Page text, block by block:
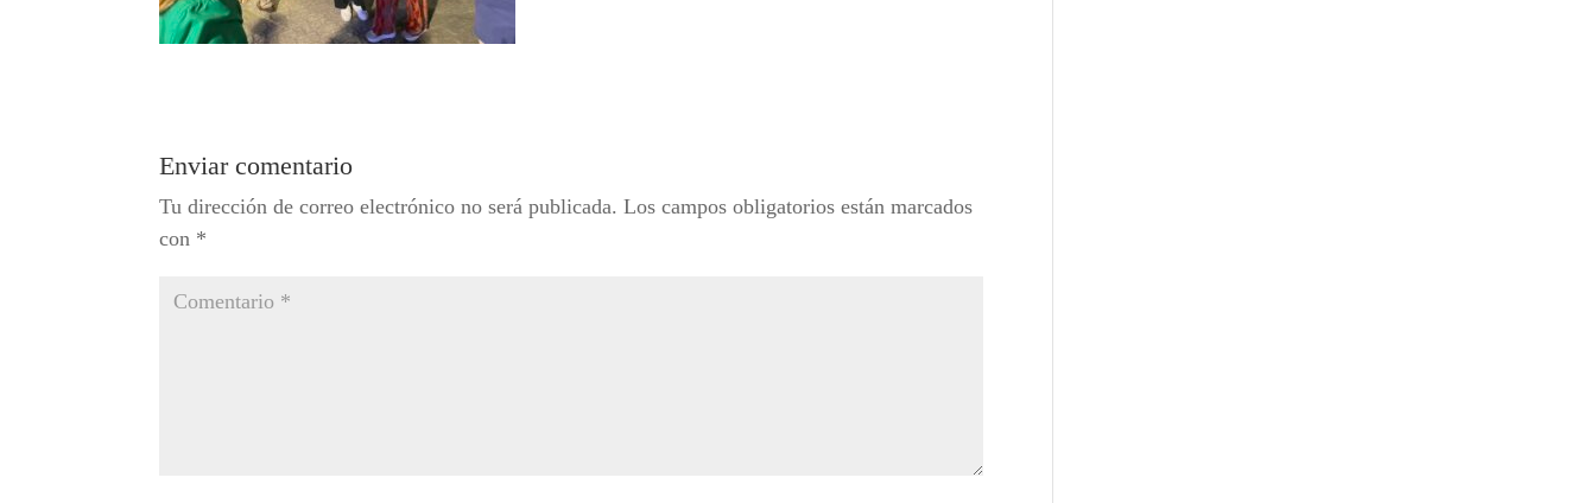
Enviar comentario
Tu dirección de correo electrónico no será publicada. Los campos obligatorios están marcados
con *